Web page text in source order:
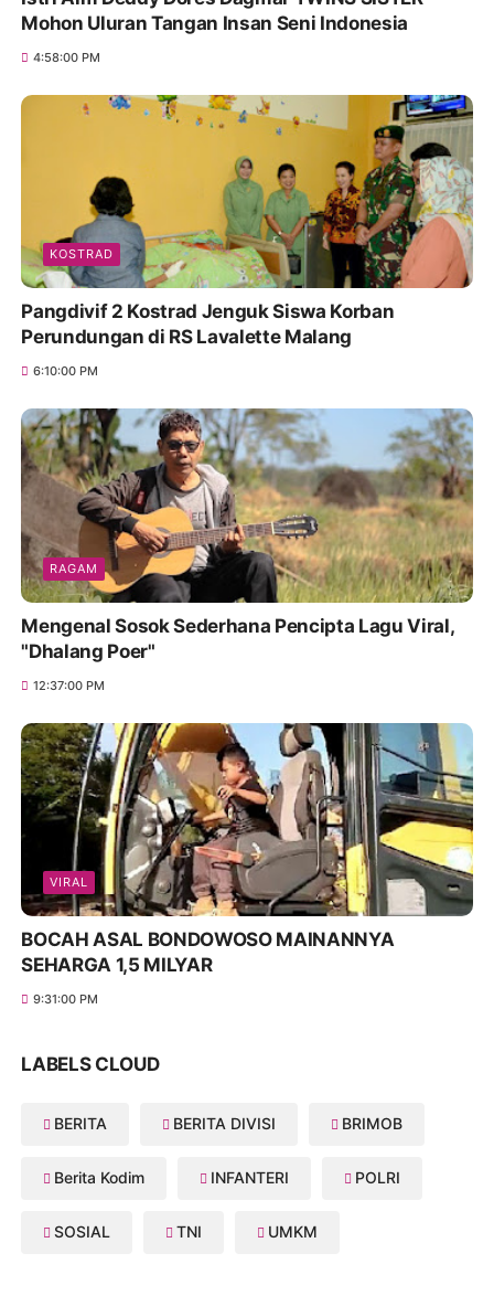
Mohon Uluran Tangan Insan Seni Indonesia
4:58:00 PM
KOSTRAD
Pangdivif 2 Kostrad Jenguk Siswa Korban
Perundungan di RS Lavalette Malang
6:10:00 PM
RAGAM
Mengenal Sosok Sederhana Pencipta Lagu Viral,
"Dhalang Poer"
12:37:00 PM
VIRAL
BOCAH ASAL BONDOWOSO MAINANNYA
SEHARGA 1,5 MILYAR
9:31:00 PM
LABELS CLOUD
BERITA BERITA DIVISI BRIMOB
Berita Kodim INFANTERI POLRI
SOSIAL TNI UMKM